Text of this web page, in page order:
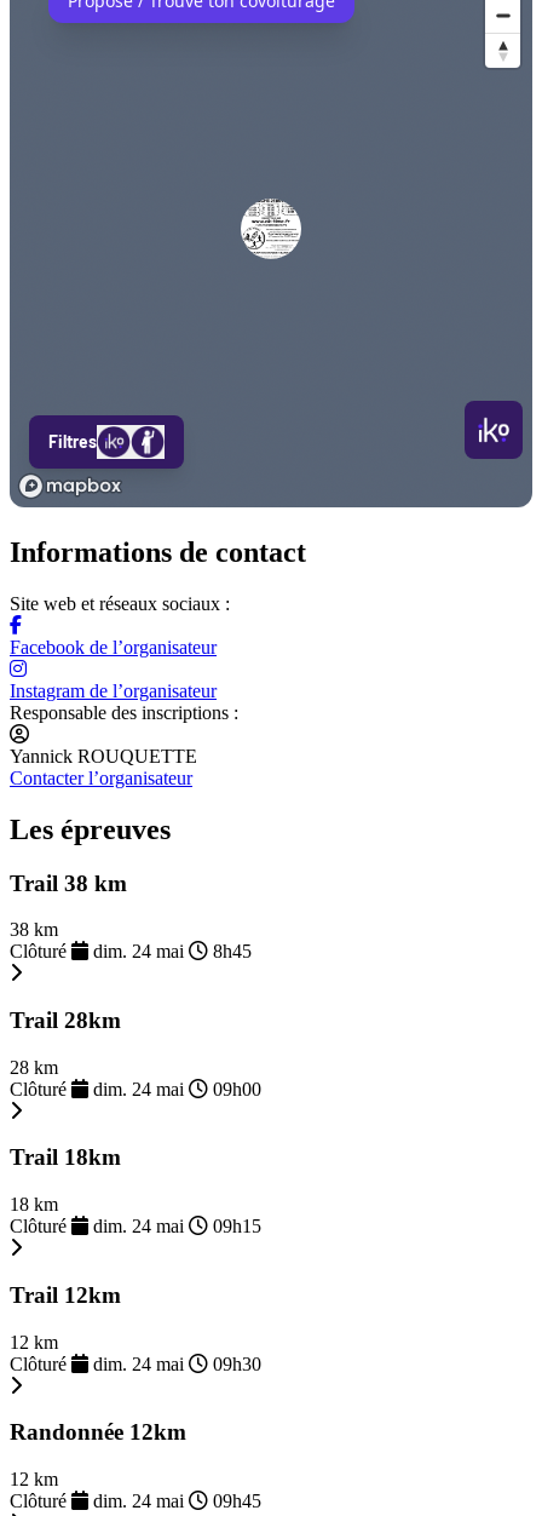
Informations de contact
Site web et réseaux sociaux :
Facebook de l’organisateur
Instagram de l’organisateur
Responsable des inscriptions :
Yannick ROUQUETTE
Contacter l’organisateur
Les épreuves
Trail 38 km
38 km
Clôturé
dim. 24 mai 8h45
Trail 28km
28 km
Clôturé
dim. 24 mai 09h00
Trail 18km
18 km
Clôturé
dim. 24 mai 09h15
Trail 12km
12 km
Clôturé
dim. 24 mai 09h30
Randonnée 12km
12 km
Clôturé
dim. 24 mai 09h45